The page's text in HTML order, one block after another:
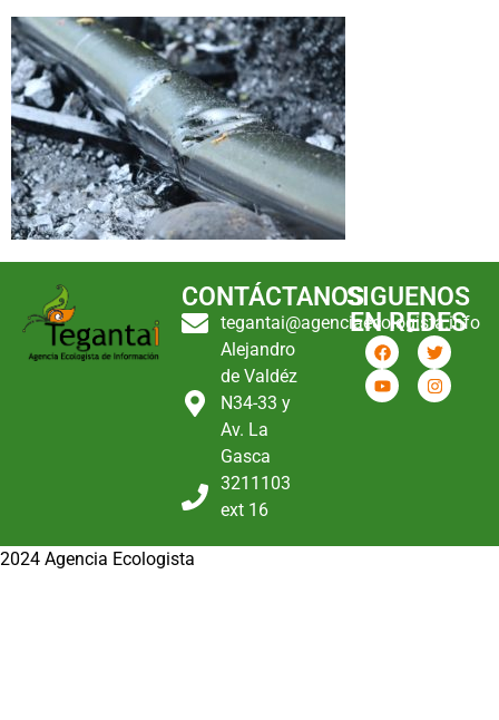
CONTÁCTANOS
tegantai@agenciaecologista.info
Alejandro
de Valdéz
N34-33 y
Av. La
Gasca
3211103
ext 16
SIGUENOS
EN REDES
2024 Agencia Ecologista